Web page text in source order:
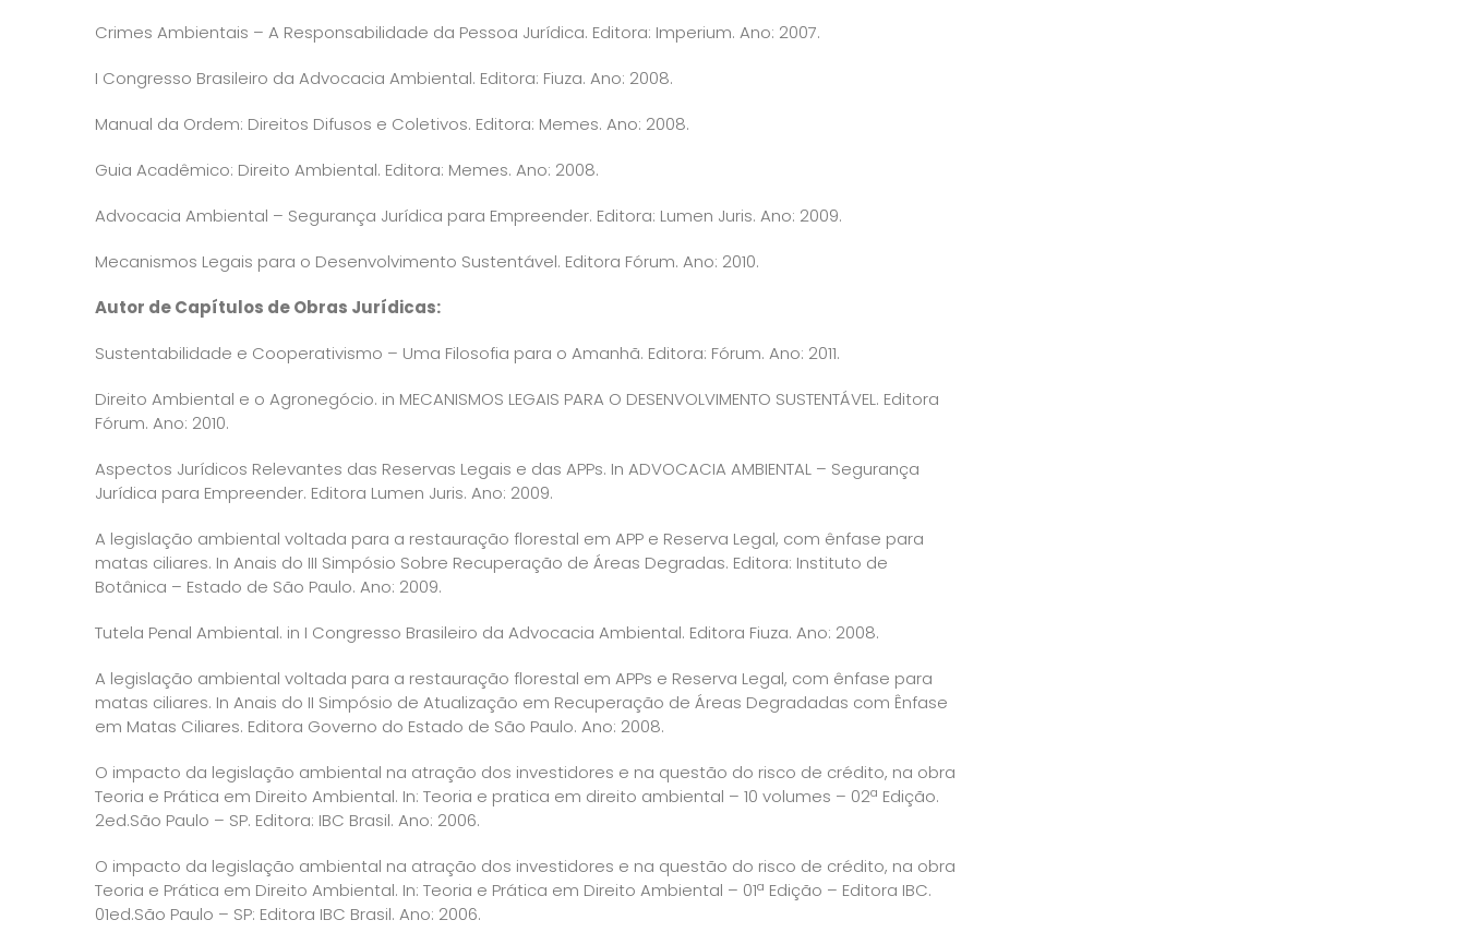
Crimes Ambientais – A Responsabilidade da Pessoa Jurídica. Editora: Imperium. Ano: 2007.
I Congresso Brasileiro da Advocacia Ambiental. Editora: Fiuza. Ano: 2008.
Manual da Ordem: Direitos Difusos e Coletivos. Editora: Memes. Ano: 2008.
Guia Acadêmico: Direito Ambiental. Editora: Memes. Ano: 2008.
Advocacia Ambiental – Segurança Jurídica para Empreender. Editora: Lumen Juris. Ano: 2009.
Mecanismos Legais para o Desenvolvimento Sustentável. Editora Fórum. Ano: 2010.
Autor de Capítulos de Obras Jurídicas:
Sustentabilidade e Cooperativismo – Uma Filosofia para o Amanhã. Editora: Fórum. Ano: 2011.
Direito Ambiental e o Agronegócio. in MECANISMOS LEGAIS PARA O DESENVOLVIMENTO SUSTENTÁVEL. Editora
Fórum. Ano: 2010.
Aspectos Jurídicos Relevantes das Reservas Legais e das APPs. In ADVOCACIA AMBIENTAL – Segurança
Jurídica para Empreender. Editora Lumen Juris. Ano: 2009.
A legislação ambiental voltada para a restauração florestal em APP e Reserva Legal, com ênfase para
matas ciliares. In Anais do III Simpósio Sobre Recuperação de Áreas Degradas. Editora: Instituto de
Botânica – Estado de São Paulo. Ano: 2009.
Tutela Penal Ambiental. in I Congresso Brasileiro da Advocacia Ambiental. Editora Fiuza. Ano: 2008.
A legislação ambiental voltada para a restauração florestal em APPs e Reserva Legal, com ênfase para
matas ciliares. In Anais do II Simpósio de Atualização em Recuperação de Áreas Degradadas com Ênfase
em Matas Ciliares. Editora Governo do Estado de São Paulo. Ano: 2008.
O impacto da legislação ambiental na atração dos investidores e na questão do risco de crédito, na obra
Teoria e Prática em Direito Ambiental. In: Teoria e pratica em direito ambiental – 10 volumes – 02ª Edição.
2ed.São Paulo – SP. Editora: IBC Brasil. Ano: 2006.
O impacto da legislação ambiental na atração dos investidores e na questão do risco de crédito, na obra
Teoria e Prática em Direito Ambiental. In: Teoria e Prática em Direito Ambiental – 01ª Edição – Editora IBC.
01ed.São Paulo – SP: Editora IBC Brasil. Ano: 2006.